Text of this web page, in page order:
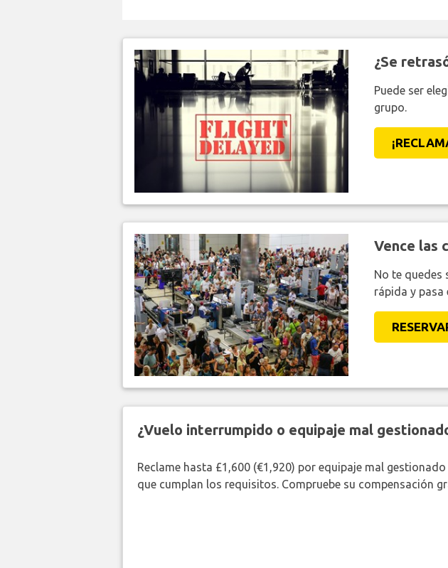
¿Se
Puede ser
grupo.
Vence las
No te quedes
rápida y pasa
¿Vuelo interrumpido o equipaje mal
Reclame hasta £1,600 (€1,920) por equipaje mal
que cumplan los requisitos. Compruebe su compensación